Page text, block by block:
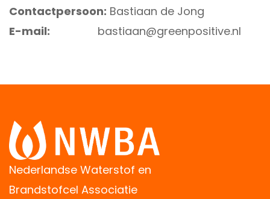
Contactpersoon: Bastiaan de Jong
E-mail:
bastiaan@greenpositive.nl
Nederlandse Waterstof en
Brandstofcel Associatie